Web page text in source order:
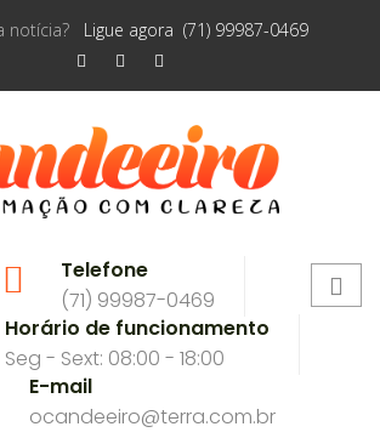
notícia? Ligue agora (71) 99987-0469
Telefone
(71) 99987-0469
Horário de funcionamento
Seg - Sext: 08:00 - 18:00
E-mail
ocandeeiro@terra.com.br